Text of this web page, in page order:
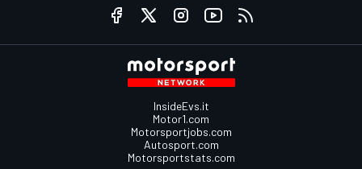
InsideEvs.it
Motor1.com
Motorsportjobs.com
Autosport.com
Motorsportstats.com